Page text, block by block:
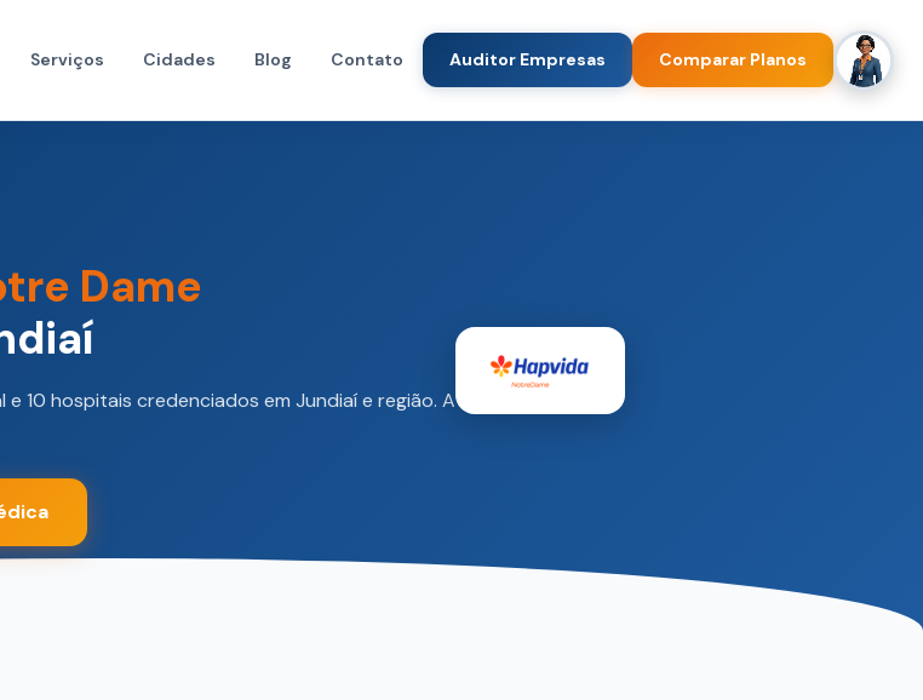
Serviços Cidades Blog Contato Auditor Empresas Comparar Planos
Dame
10 hospitais credenciados em Jundiaí e região. A